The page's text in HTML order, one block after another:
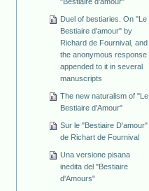
Duel of bestiaries. On "Le
Bestiaire d'amour" by
Richard de Fournival, and
the anonymous response
appended to it in several
manuscripts
The new naturalism of "Le
Bestiaire d'Amour"
Sur le "Bestiaire D'amour"
de Richart de Fournival
Una versione pisana
inedita del "Bestiaire
d'Amours"